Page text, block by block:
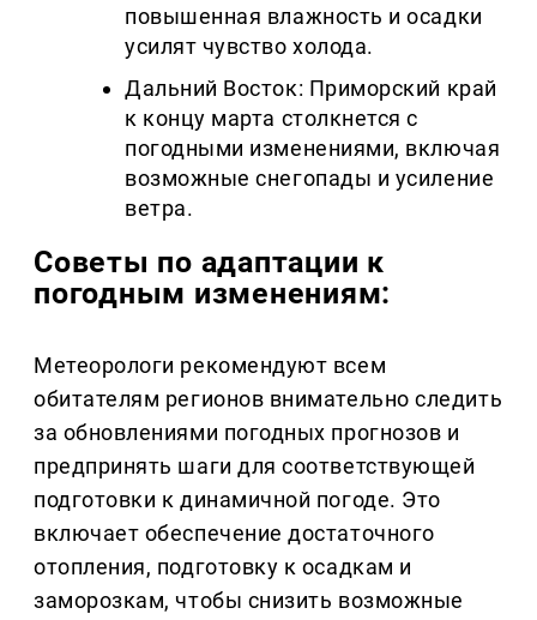
повышенная влажность и осадки
усилят чувство холода.
Дальний Восток: Приморский край
к концу марта столкнется с
погодными изменениями, включая
возможные снегопады и усиление
ветра.
Советы по адаптации к
погодным изменениям:
Метеорологи рекомендуют всем
обитателям регионов внимательно следить
за обновлениями погодных прогнозов и
предпринять шаги для соответствующей
подготовки к динамичной погоде. Это
включает обеспечение достаточного
отопления, подготовку к осадкам и
заморозкам, чтобы снизить возможные